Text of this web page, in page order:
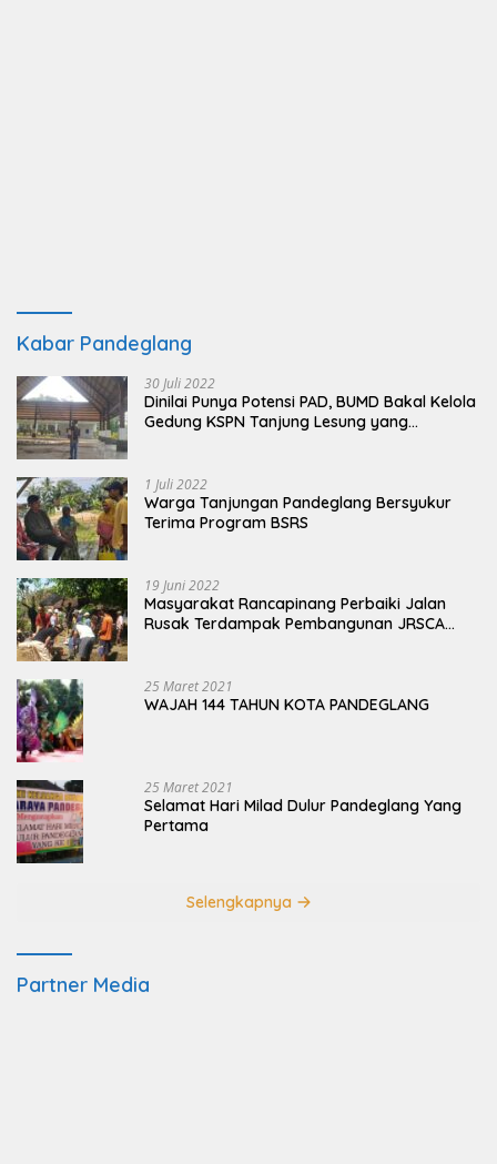
Kabar Pandeglang
30 Juli 2022
Dinilai Punya Potensi PAD, BUMD Bakal Kelola
Gedung KSPN Tanjung Lesung yang
1 Juli 2022
Warga Tanjungan Pandeglang Bersyukur
Terima Program BSRS
19 Juni 2022
Masyarakat Rancapinang Perbaiki Jalan
Rusak Terdampak Pembangunan JRSCA
25 Maret 2021
WAJAH 144 TAHUN KOTA PANDEGLANG
25 Maret 2021
Selamat Hari Milad Dulur Pandeglang Yang
Pertama
Selengkapnya
Partner Media